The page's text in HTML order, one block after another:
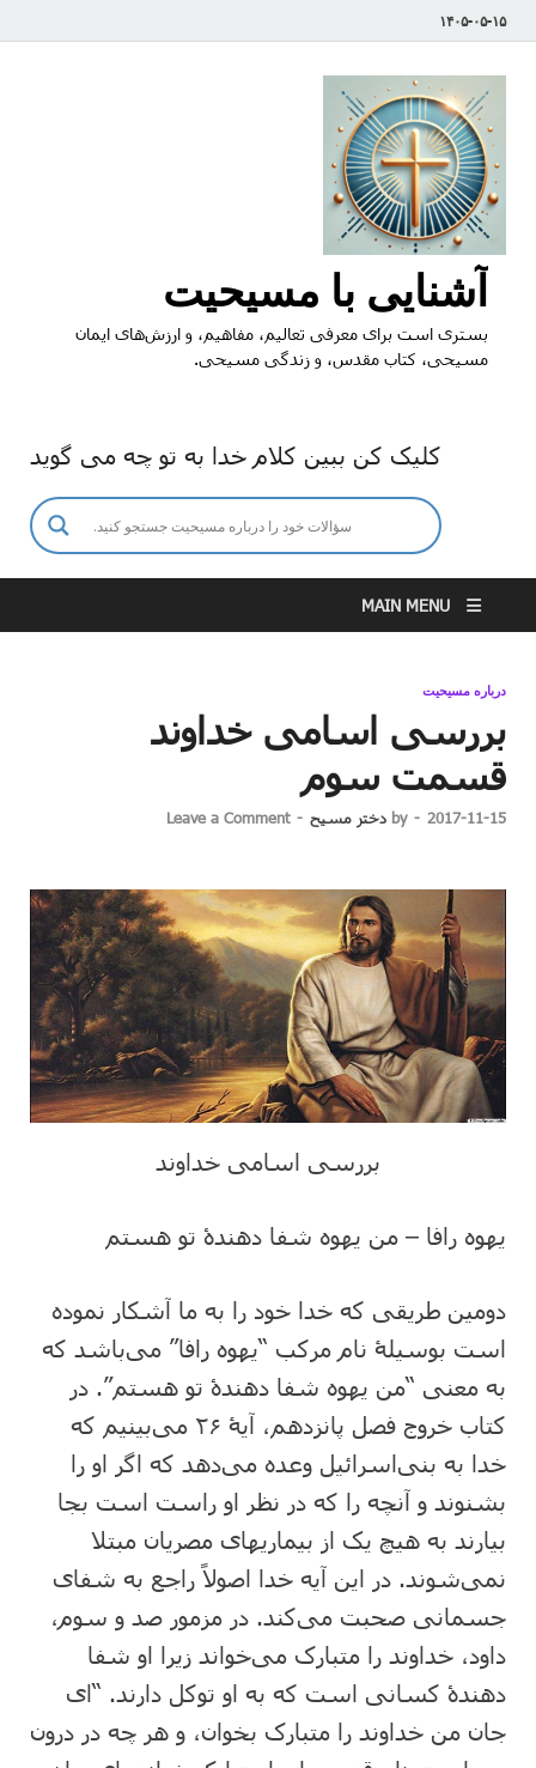
۱۴۰۵-۰۵-۱۵
آشنایی با مسیحیت
بستری است برای معرفی تعالیم، مفاهیم، و ارزش‌های ایمان
مسیحی، کتاب مقدس، و زندگی مسیحی.
کلیک کن ببین کلام خدا به تو چه می گوید
MAIN MENU
درباره مسیحیت
بررسی اسامی خداوند
قسمت سوم
2017-11-15
-
by دختر مسیح -
Leave a Comment
بررسی اسامی خداوند
یهوه رافا – من یهوه شفا دهندۀ تو هستم
دومین طریقی که خدا خود را به ما آشکار نموده
است بوسیلۀ نام مرکب “یهوه رافا” می‌باشد که
به معنی “من یهوه شفا دهندۀ تو هستم”. در
کتاب خروج فصل پانزدهم، آیۀ ۲۶ می‌بینیم که
خدا به بنی‌اسرائیل وعده می‌دهد که اگر او را
بشنوند و آنچه را که در نظر او راست است بجا
بیارند به هیچ یک از بیماریهای مصریان مبتلا
نمی‌شوند. در این آیه خدا اصولاً راجع به شفای
جسمانی صحبت می‌کند. در مزمور صد و سوم،
داود، خداوند را متبارک می‌خواند زیرا او شفا
دهندۀ کسانی است که به او توکل دارند. “ای
جان من خداوند را متبارک بخوان، و هر چه در درون